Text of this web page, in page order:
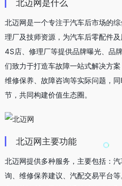
北迈网是什么
北迈网是一个专注于汽车后市场的
理厂及技师资源，为汽车后零配件及
4S店、修理厂等提供品牌曝光、品
们致力于打造车故障一站式解决方案
维修保养、故障咨询等实际问题，
节，共同构建价值生态圈。
北迈网主要功能
北迈网提供多种服务，主要包括：
询、维修保养建议、汽配交易平台